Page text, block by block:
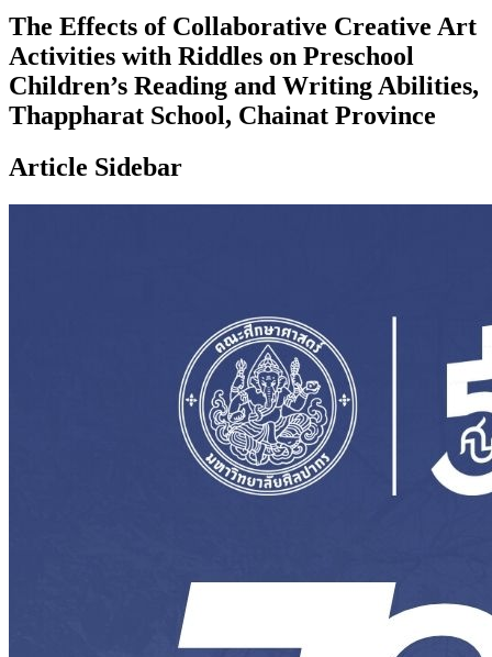
The Effects of Collaborative Creative Art
Activities with Riddles on Preschool
Children’s Reading and Writing Abilities,
Thappharat School, Chainat Province
Article Sidebar